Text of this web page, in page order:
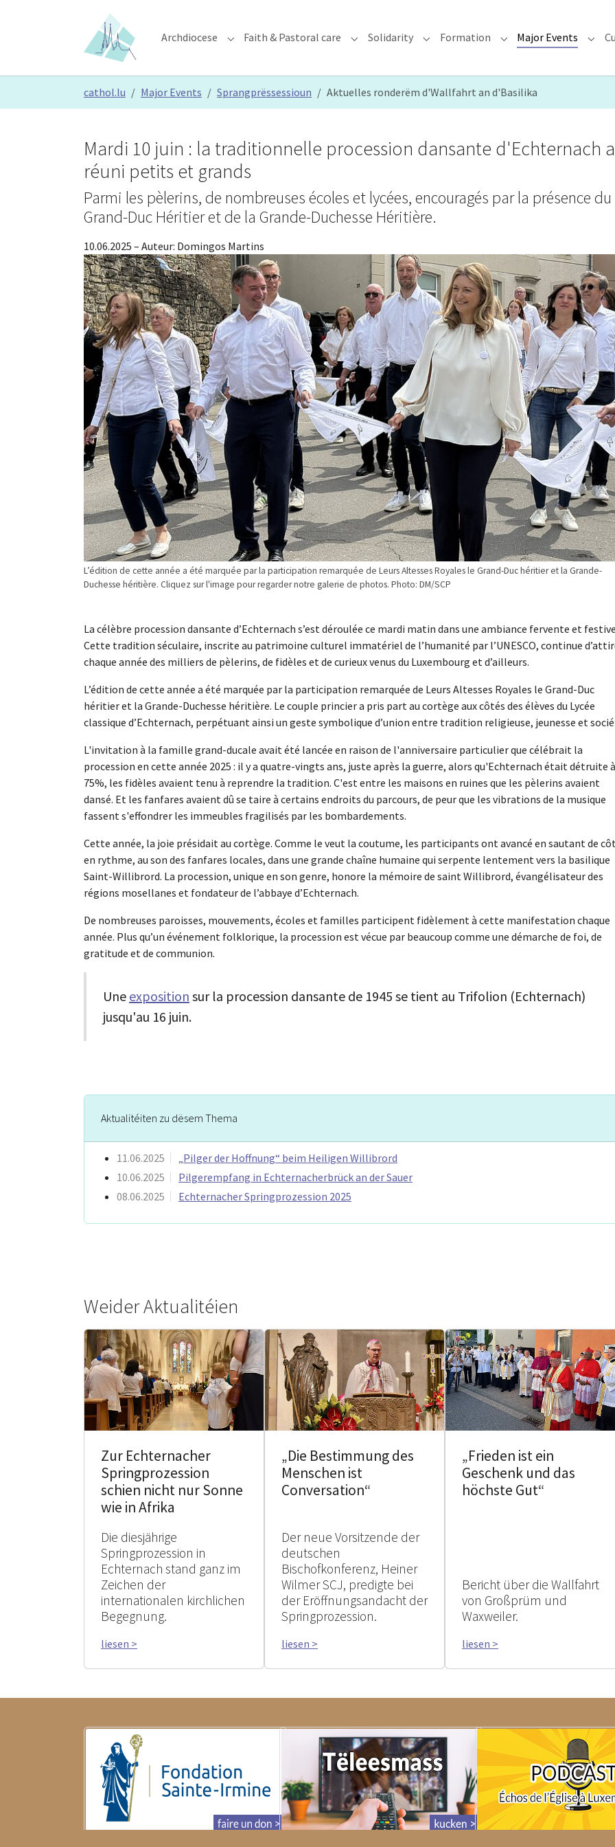
Archdiocese Submenu for "Archdiocese"
Faith & Pastoral care Submenu for "Faith & Pastoral care"
Solidarity Submenu for "Solidarity"
Formation Submenu for
Major Events
cathol.lu Major Events Sprangprëssessioun Aktuelles ronderëm d'Wallfahrt an d'Basilika
L’édition de cette année a été marquée par la participation remarquée de Leurs Altesses Royales le Grand-Duc héritier et la Grande-
Duchesse héritière. Cliquez sur l'image pour regarder notre galerie de photos. Photo: DM/SCP
Mardi 10 juin : la traditionnelle procession dansante d'Echternach a
réuni petits et grands
Parmi les pèlerins, de nombreuses écoles et lycées, encouragés par la présence du
Grand-Duc Héritier et de la Grande-Duchesse Héritière.
10.06.2025 – Auteur: Domingos Martins
La célèbre procession dansante d’Echternach s’est déroulée ce mardi matin dans une ambiance fervente et
Cette tradition séculaire, inscrite au patrimoine culturel immatériel de l’humanité par l’UNESCO, continue
chaque année des milliers de pèlerins, de fidèles et de curieux venus du Luxembourg et d’ailleurs.
L’édition de cette année a été marquée par la participation remarquée de Leurs Altesses Royales le Grand-Duc
héritier et la Grande-Duchesse héritière. Le couple princier a pris part au cortège aux côtés des élèves du Lycée
classique d’Echternach, perpétuant ainsi un geste symbolique d’union entre tradition religieuse, jeunesse et
L'invitation à la famille grand-ducale avait été lancée en raison de l'anniversaire particulier que célébrait la
procession en cette année 2025 : il y a quatre-vingts ans, juste après la guerre, alors qu'Echternach était détruite à
75%, les fidèles avaient tenu à reprendre la tradition. C'est entre les maisons en ruines que les pèlerins avaient
dansé. Et les fanfares avaient dû se taire à certains endroits du parcours, de peur que les vibrations de la musique
fassent s'effondrer les immeubles fragilisés par les bombardements.
Cette année, la joie présidait au cortège. Comme le veut la coutume, les participants ont avancé en sautant de
en rythme, au son des fanfares locales, dans une grande chaîne humaine qui serpente lentement vers la basilique
Saint-Willibrord. La procession, unique en son genre, honore la mémoire de saint Willibrord, évangélisateur des
régions mosellanes et fondateur de l’abbaye d’Echternach.
De nombreuses paroisses, mouvements, écoles et familles participent fidèlement à cette manifestation chaque
année. Plus qu’un événement folklorique, la procession est vécue par beaucoup comme une démarche de foi, de
gratitude et de communion.
Une exposition sur la procession dansante de 1945 se tient au Trifolion (Echternach)
jusqu'au 16 juin.
Aktualitéiten zu dësem Thema
11.06.2025
„Pilger der Hoffnung“ beim Heiligen Willibrord
10.06.2025
Pilgerempfang in Echternacherbrück an der Sauer
08.06.2025
Echternacher Springprozession 2025
Weider Aktualitéien
Zur Echternacher
Springprozession
schien nicht nur Sonne
wie in Afrika
Die diesjährige
Springprozession in
Echternach stand ganz im
Zeichen der
internationalen kirchlichen
Begegnung.
liesen >
„Die Bestimmung des
Menschen ist
Conversation“
Der neue Vorsitzende der
deutschen
Bischofkonferenz, Heiner
Wilmer SCJ, predigte bei
der Eröffnungsandacht der
Springprozession.
liesen >
„Frieden ist ein
Geschenk und das
höchste Gut“
Bericht über die Wallfahrt
von Großprüm und
Waxweiler.
liesen >